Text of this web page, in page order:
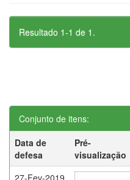
Resultado 1-1 de 1.
Conjunto de itens:
Data de
defesa
Pré-
visualização
27-Fev-2019